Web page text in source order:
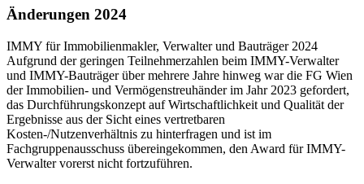
Änderungen 2024
IMMY für Immobilienmakler, Verwalter und Bauträger 2024
Aufgrund der geringen Teilnehmerzahlen beim IMMY-Verwalter
und IMMY-Bauträger über mehrere Jahre hinweg war die FG Wien
der Immobilien- und Vermögenstreuhänder im Jahr 2023 gefordert,
das Durchführungskonzept auf Wirtschaftlichkeit und Qualität der
Ergebnisse aus der Sicht eines vertretbaren
Kosten-/Nutzenverhältnis zu hinterfragen und ist im
Fachgruppenausschuss übereingekommen, den Award für IMMY-
Verwalter vorerst nicht fortzuführen.